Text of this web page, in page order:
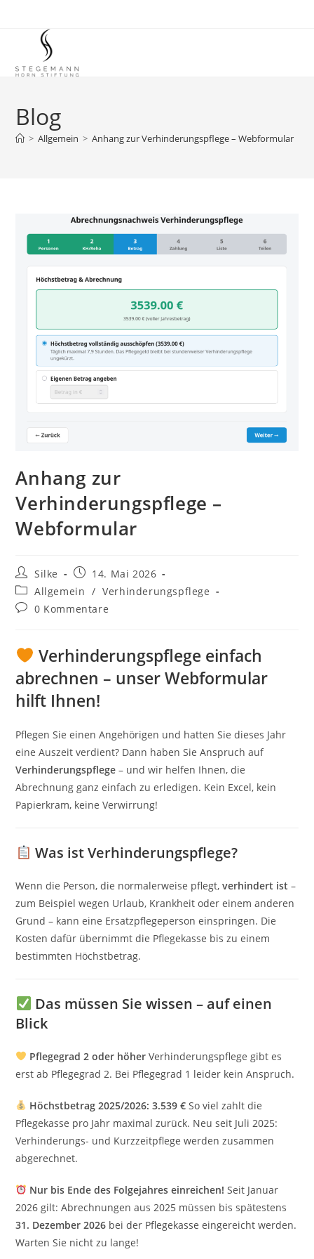
springen
Blog
> Allgemein > Anhang zur Verhinderungspflege – Webformular
Anhang zur
Verhinderungspflege –
Webformular
Beitrags-
Autor:
Silke
Beitrag
veröffentlicht:
14. Mai 2026
Beitrags-
Kategorie:
Allgemein / Verhinderungspflege
Beitrags-
0 Kommentare
Verhinderungspflege einfach
abrechnen – unser Webformular
hilft Ihnen!
Pflegen Sie einen Angehörigen und hatten Sie dieses Jahr
eine Auszeit verdient? Dann haben Sie Anspruch auf
Verhinderungspflege – und wir helfen Ihnen, die
Abrechnung ganz einfach zu erledigen. Kein Excel, kein
Papierkram, keine Verwirrung!
Was ist Verhinderungspflege?
Wenn die Person, die normalerweise pflegt,verhindert ist –
zum Beispiel wegen Urlaub, Krankheit oder einem anderen
Grund – kann eine Ersatzpflegeperson einspringen. Die
Kosten dafür übernimmt die Pflegekasse bis zu einem
bestimmten Höchstbetrag.
Das müssen Sie wissen – auf einen
Blick
Pflegegrad 2 oder höher Verhinderungspflege gibt es
erst ab Pflegegrad 2. Bei Pflegegrad 1 leider kein Anspruch.
Höchstbetrag 2025/2026: 3.539 € So viel zahlt die
Pflegekasse pro Jahr maximal zurück. Neu seit Juli 2025:
Verhinderungs- und Kurzzeitpflege werden zusammen
abgerechnet.
Nur bis Ende des Folgejahres einreichen! Seit Januar
2026 gilt: Abrechnungen aus 2025 müssen bis spätestens
31. Dezember 2026 bei der Pflegekasse eingereicht werden.
Warten Sie nicht zu lange!